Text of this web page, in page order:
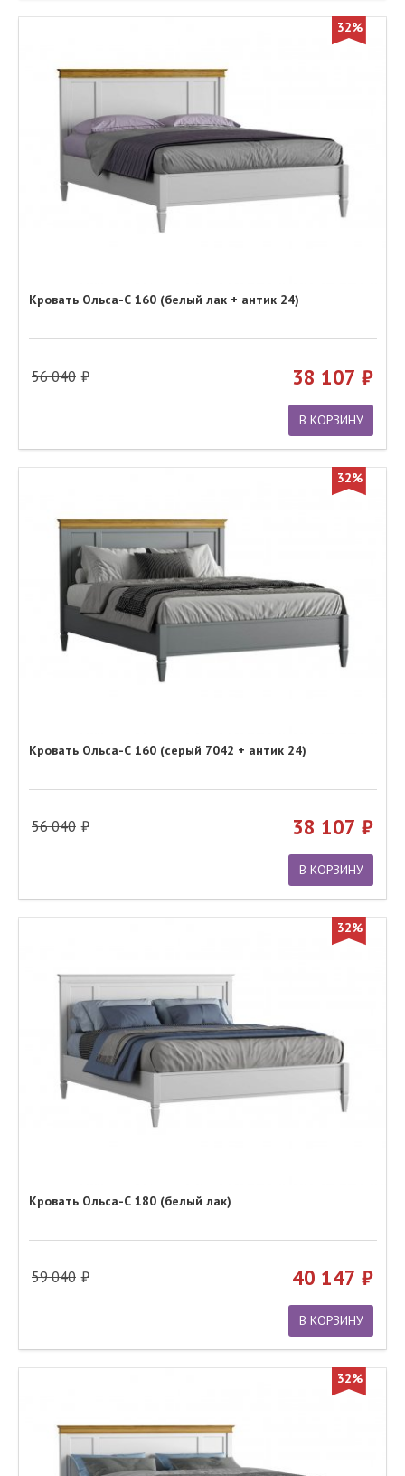
32%
Кровать Ольса-С 160 (белый лак + антик 24)
56 040 38 107
В КОРЗИНУ
32%
Кровать Ольса-С 160 (серый 7042 + антик 24)
56 040 38 107
В КОРЗИНУ
32%
Кровать Ольса-С 180 (белый лак)
59 040 40 147
В КОРЗИНУ
32%